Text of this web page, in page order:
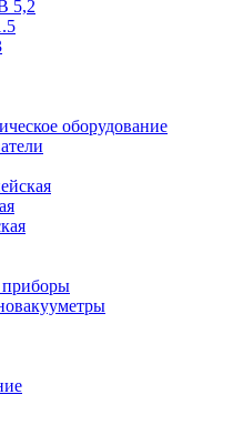
5,2
оборудование
приборы